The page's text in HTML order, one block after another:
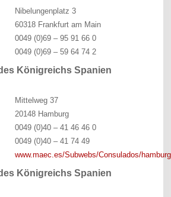
Nibelungenplatz 3
60318 Frankfurt am Main
0049 (0)69 – 95 91 66 0
0049 (0)69 – 59 64 74 2
Königreichs Spanien
Mittelweg 37
20148 Hamburg
0049 (0)40 – 41 46 46 0
0049 (0)40 – 41 74 49
www.maec.es/Subwebs/Consulados/
Königreichs Spanien